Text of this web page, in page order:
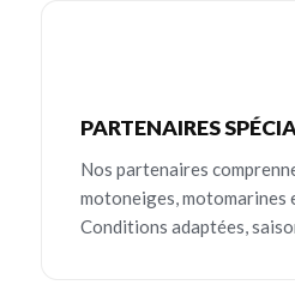
PARTENAIRES
Nos partenaires
motoneiges, motomarines
Conditions adaptées,